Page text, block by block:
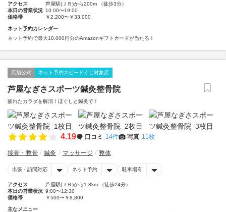
アクセス
芦屋駅(ＪＲ)から200m （徒歩3分）
本日の営業状況 10:00〜19:00
価格帯
￥2,200〜￥33,000
ネット予約カレンダー
ネット予約で最大10,000円分のAmazonギフトカードが当たる！
店舗公式 ネット予約スピードくじ対象店
芦屋なぎさスポーツ鍼灸整骨院
疲れたカラダを解消！ほぐしと鍼灸で！
4.19 口コミ 14件 写真 11枚
接骨・整骨 鍼灸 マッサージ 整体
出張・訪問対応 ネット予約 駐車場有
アクセス
芦屋駅(ＪＲ)から1.8km （徒歩24分）
本日の営業状況 9:00〜12:30
価格帯
￥500〜￥8,800
主なメニュー